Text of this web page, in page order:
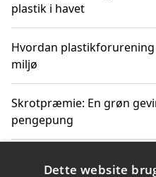
plastik i havet
Hvordan
miljø
Skrotpræmie: En grøn
pengepung
Hvordan blåfade med
Dette website